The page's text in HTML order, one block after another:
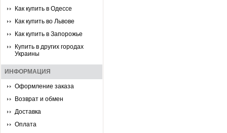
Как купить в Одессе
Как купить во Львове
Как купить в Запорожье
Купить в других городах
Украины
ИНФОРМАЦИЯ
Оформление заказа
Возврат и обмен
Доставка
Оплата